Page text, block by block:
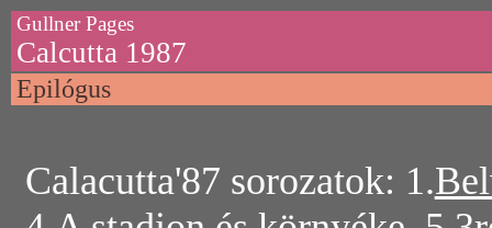
Gullner Pages
Calcutta 1987
Epilógus
Calacutta'87 sorozatok: 1.